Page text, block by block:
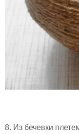
8. Из бечевки